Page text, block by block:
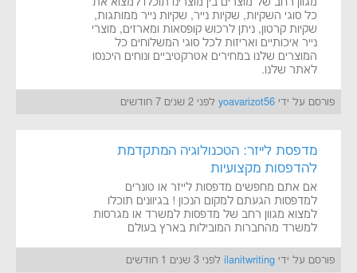
כל סוגי השקיות, שקיות נייר, שקיות נייר ממותגות,
שקיות קרטון, ניתן לרכוש קופסאות ומארזים, מוצרי
נייר איכותיים ואריזות לכל סוגי המשלוחים כל
המוצרים שלנו במחירים אטרקטיביים ונוחים היכנסו
לאתר שלנו.
פורסם על ידי yoavarizot56 לפני 2 שנים 7 חודשים
מדפסת לייזר: הטכנולוגיה המתקדמת
להדפסות מקצועיות
אם אתם מחפשים מדפסות לייזר או טונרים
למדפסות הגעתם למקום הנכון ! בגיוונים תוכלו
למצוא מגוון רחב של מדפסות למשרד או מגרסות
למשרד מהחברות המובילות בארץ בעולם
פורסם על ידי ilanitwriting לפני 3 שנים 1 חודשים